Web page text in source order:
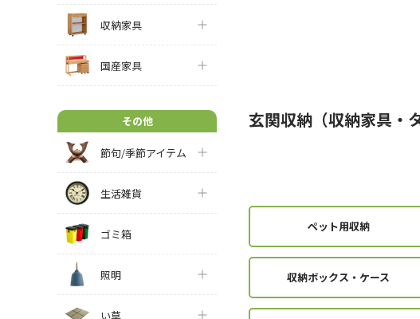
収納家具
国産家具
その他
節句/季節アイテム
生活雑貨
ゴミ箱
照明
い草
玄関収納（収納家具・
ペット用収納
収納ボックス・ケース